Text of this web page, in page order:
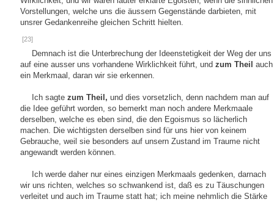
Vorstellungen, welche uns die äussern Gegenstände darbieten, mit
unsrer Gedankenreihe gleichen Schritt hielten.
[23]
Demnach ist die Unterbrechung der Ideenstetigkeit der Weg der uns
auf eine ausser uns vorhandene Wirklichkeit führt, und zum Theil auch
ein Merkmaal, daran wir sie erkennen.
Ich sagtezum Theil, und dies vorsetzlich, denn nachdem man auf
die Idee geführt worden, so bemerkt man noch andere Merkmaale
derselben, welche es eben sind, die den Egoismus so lächerlich
machen. Die wichtigsten derselben sind für uns hier von keinem
Gebrauche, weil sie besonders auf unsern Zustand im Traume nicht
angewandt werden können.
Ich werde daher nur eines einzigen Merkmaals gedenken, darnach
wir uns richten, welches so schwankend ist, daß es zu Täuschungen
verleitet und auch im Traume statt hat; ich meine nehmlich die Stärke